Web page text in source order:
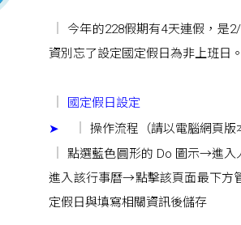
今年的228假期有4天連假，是
資別忘了設定國定假日為非上班日。
國定假日設定
➤
操作流程（請以電腦網頁版
點選藍色圓形的 Do 圖示→進
進入該行事曆→點擊該頁面最下
定假日與填寫相關資訊後儲存